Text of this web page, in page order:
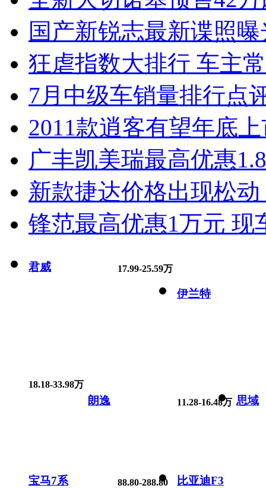
国产新锐志最新谍照
狂虐指数大排行 车主
7月中级车销量排行点
2011款逍客有望年底
广丰凯美瑞最高优惠
新款捷达价格出现松
锋范最高优惠1万元 现
君威 17.99-25.59万
伊兰特
18.18-33.98万
朗逸 11.28-16.48万 思域
宝马7系
88.80-288.80
比亚迪F3